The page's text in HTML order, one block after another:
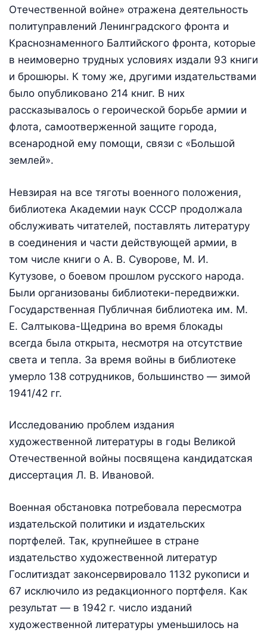
Отечественной войне» отражена деятельность
политуправлений Ленинградского фронта и
Краснознаменного Балтийского фронта, которые
в неимоверно трудных условиях издали 93 книги
и брошюры. К тому же, другими издательствами
было опубликовано 214 книг. В них
рассказывалось о героической борьбе армии и
флота, самоотверженной защите города,
всенародной ему помощи, связи с «Большой
землей».
Невзирая на все тяготы военного положения,
библиотека Академии наук СССР продолжала
обслуживать читателей, поставлять литературу
в соединения и части действующей армии, в
том числе книги о А. В. Суворове, М. И.
Кутузове, о боевом прошлом русского народа.
Были организованы библиотеки-передвижки.
Государственная Публичная библиотека им. М.
Е. Салтыкова-Щедрина во время блокады
всегда была открыта, несмотря на отсутствие
света и тепла. За время войны в библиотеке
умерло 138 сотрудников, большинство — зимой
1941/42 гг.
Исследованию проблем издания
художественной литературы в годы Великой
Отечественной войны посвящена кандидатская
диссертация Л. В. Ивановой.
Военная обстановка потребовала пересмотра
издательской политики и издательских
портфелей. Так, крупнейшее в стране
издательство художественной литератур
Гослитиздат законсервировало 1132 рукописи и
67 исключило из редакционного портфеля. Как
результат — в 1942 г. число изданий
художественной литературы уменьшилось на